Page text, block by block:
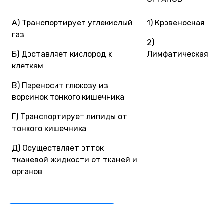
А) Транспортирует углекислый
газ
Б) Доставляет кислород к
клеткам
В) Переносит глюкозу из
ворсинок тонкого кишечника
Г) Транспортирует липиды от
тонкого кишечника
Д) Осуществляет отток
тканевой жидкости от тканей и
органов
1) Кровеносная
2)
Лимфатическая